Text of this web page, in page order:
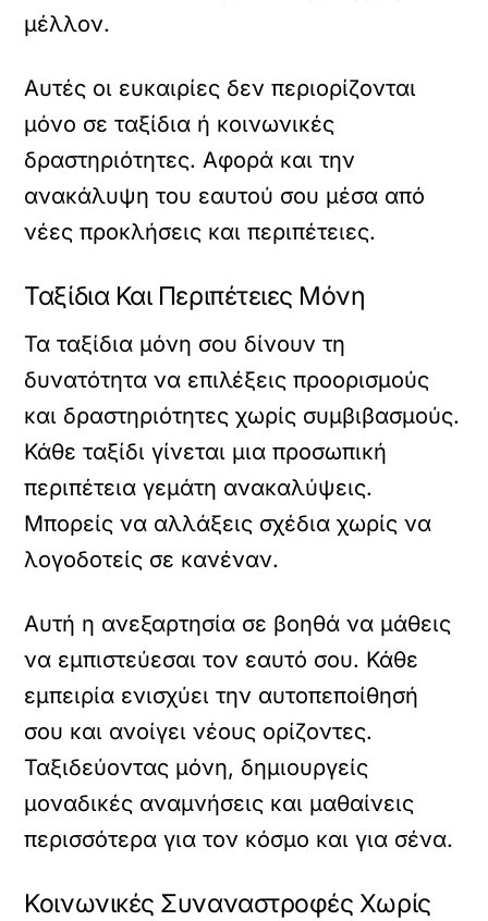
μέλλον.
Αυτές οι ευκαιρίες δεν περιορίζονται
μόνο σε ταξίδια ή κοινωνικές
δραστηριότητες. Αφορά και την
ανακάλυψη του εαυτού σου μέσα από
νέες προκλήσεις και περιπέτειες.
Ταξίδια Και Περιπέτειες Μόνη
Τα ταξίδια μόνη σου δίνουν τη
δυνατότητα να επιλέξεις προορισμούς
και δραστηριότητες χωρίς συμβιβασμούς.
Κάθε ταξίδι γίνεται μια προσωπική
περιπέτεια γεμάτη ανακαλύψεις.
Μπορείς να αλλάξεις σχέδια χωρίς να
λογοδοτείς σε κανέναν.
Αυτή η ανεξαρτησία σε βοηθά να μάθεις
να εμπιστεύεσαι τον εαυτό σου. Κάθε
εμπειρία ενισχύει την αυτοπεποίθησή
σου και ανοίγει νέους ορίζοντες.
Ταξιδεύοντας μόνη, δημιουργείς
μοναδικές αναμνήσεις και μαθαίνεις
περισσότερα για τον κόσμο και για σένα.
Κοινωνικές Συναναστροφές Χωρίς